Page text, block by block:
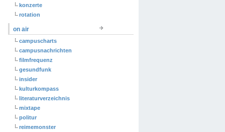
konzerte
rotation
on air
campuscharts
campusnachrichten
filmfrequenz
gesundfunk
insider
kulturkompass
literaturverzeichnis
mixtape
politur
reimemonster